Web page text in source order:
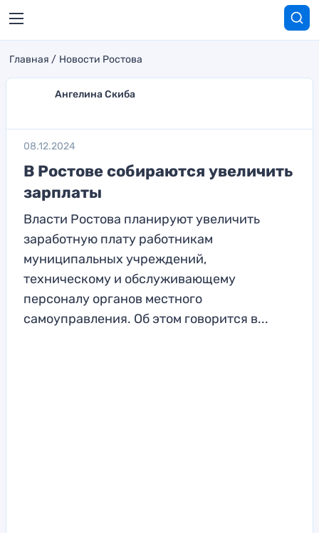
Главная Новости Ростова
Ангелина Скиба
08.12.2024
В Ростове собираются увеличить
зарплаты
Власти Ростова планируют увеличить
заработную плату работникам
муниципальных учреждений,
техническому и обслуживающему
персоналу органов местного
самоуправления. Об этом говорится в...